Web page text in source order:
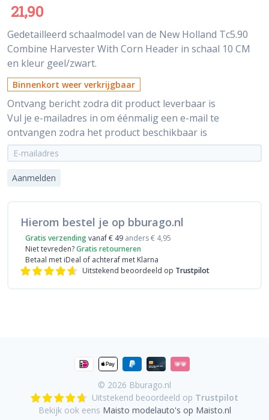
21,90
Gedetailleerd schaalmodel van de New Holland Tc5.90
Combine Harvester With Corn Header in schaal 10 CM
en kleur geel/zwart.
Binnenkort weer verkrijgbaar
Ontvang bericht zodra dit product leverbaar is
Vul je e-mailadres in om éénmalig een e-mail te
ontvangen zodra het product beschikbaar is
Aanmelden
Hierom bestel je op bburago.nl
Gratis verzendingvanaf € 49 anders € 4,95
Niet tevreden?Gratis retourneren
Betaal met iDeal of achteraf met Klarna
Uitstekend beoordeeld op Trustpilot
© 2026 Bburago.nl
Uitstekend beoordeeld op Trustpilot
Bekijk ook eens Maisto modelauto's op Maisto.nl